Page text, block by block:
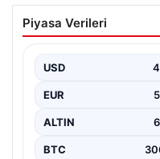
CANLI |
Maç Anlatımı
Piyasa Verileri
USD
EUR
ALTIN
BTC